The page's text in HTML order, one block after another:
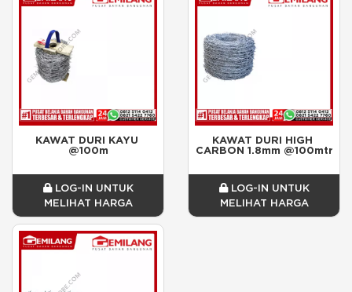
KAWAT DURI KAYU
@100m
LOG-IN UNTUK
MELIHAT HARGA
KAWAT DURI HIGH
CARBON 1.8mm @100mtr
LOG-IN UNTUK
MELIHAT HARGA